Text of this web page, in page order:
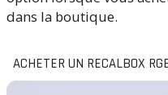
dans la boutique.
ACHETER UN RECALBOX